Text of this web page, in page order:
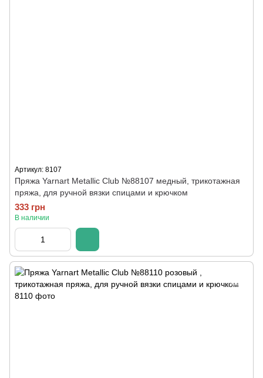
Артикул: 8107
Пряжа Yarnart Metallic Club №88107 медный, трикотажная
пряжа, для ручной вязки спицами и крючком
333 грн
В наличии